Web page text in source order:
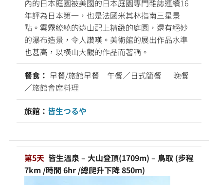
內的日本庭園被美國的日本庭園專門雜誌連續16
年評為日本第一，也是法國米其林指南三星景
點。雲霧繚繞的遠山配上精緻的庭園，還有絕妙
的瀑布造景，令人讚嘆。美術館的展出作品水準
也甚高，以橫山大觀的作品而著稱。
餐食： 早餐/旅館早餐 午餐／日式簡餐 晚餐
／旅館會席料理
旅館： 皆生つるや
第5天 皆生溫泉 – 大山登頂(1709m) – 鳥取 (步程
7km /時間 6hr /總爬升下降 850m)